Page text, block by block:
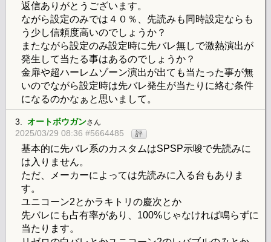
返信ありがとうございます。
ながら設定のみでは４０％、先読みも同時設定ならも
う少し信頼度高いのでしょうか？
またながら設定のみ設定時に先バレ無しで激熱演出が
発生して当たる事はあるのでしょうか？
金扉や超ハーレムゾーン演出が出ても当たった事が無
いのでながら設定時は先バレ発生が当たりに絡む条件
になるのかなぁと思いまして。
3. オートボウガンさん
2025/03/29 08:36 #5664485 評
基本的に先バレ系のカスタムはSPSP示唆で先読みに
は入りません。
ただ、メーカーによっては先読みに入る台もありま
す。
ユニコーン2とかラキトリの慶次とか
先バレにも占有率があり、100%じゃなければ鳴らずに
当たります。